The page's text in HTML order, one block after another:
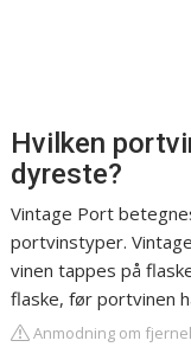
Hvilken
dyreste?
Vintage Port
portvinstyper.
vinen tappes på
flaske, før portvinen
Anmodning om